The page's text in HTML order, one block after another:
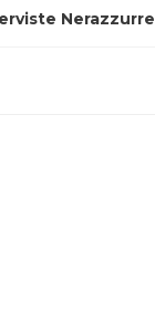
Nerazzurre